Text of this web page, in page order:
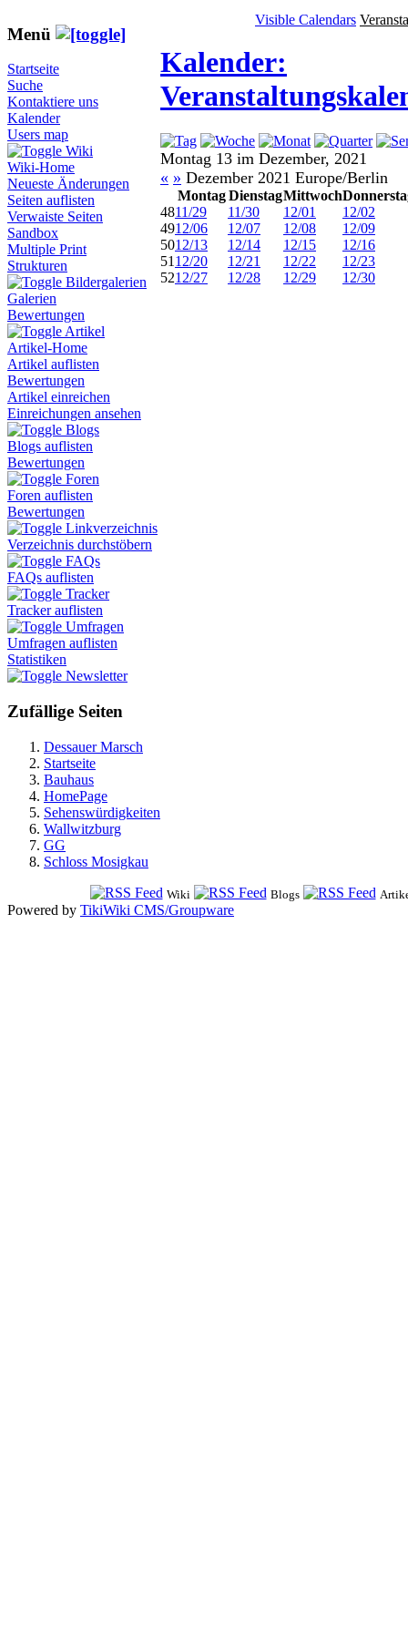
Menü
Startseite
Suche
Kontaktiere uns
Kalender
Users map
Wiki
Wiki-Home
Neueste Änderungen
Seiten auflisten
Verwaiste Seiten
Sandbox
Multiple Print
Strukturen
Bildergalerien
Galerien
Bewertungen
Artikel
Artikel-Home
Artikel auflisten
Bewertungen
Artikel einreichen
Einreichungen ansehen
Blogs
Blogs auflisten
Bewertungen
Foren
Foren auflisten
Bewertungen
Linkverzeichnis
Verzeichnis durchstöbern
FAQs
FAQs auflisten
Tracker
Tracker auflisten
Umfragen
Umfragen auflisten
Statistiken
Newsletter
Zufällige Seiten
Dessauer Marsch
Startseite
Bauhaus
HomePage
Sehenswürdigkeiten
Wallwitzburg
GG
Schloss Mosigkau
Visible Calendars
Kalender:
Montag 13 im Dezember, 2021
« » Dezember 2021 Europe/Berlin
Montag DienstagMittwoch
4811/29 11/30 12/01
12/02
4912/06 12/07 12/08
12/09
5012/13 12/14 12/15
12/16
51 12/20 12/21 12/22
12/23
5212/27 12/28 12/29 12/30
Wiki Blogs
Powered by TikiWiki CMS/Groupware